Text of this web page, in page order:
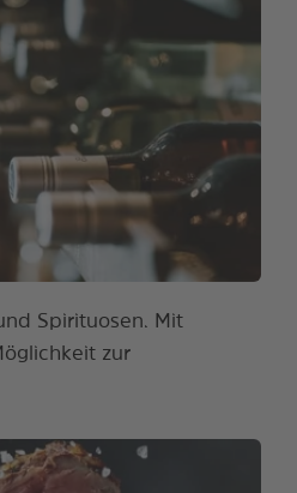
Spirituosen. Mit
zur